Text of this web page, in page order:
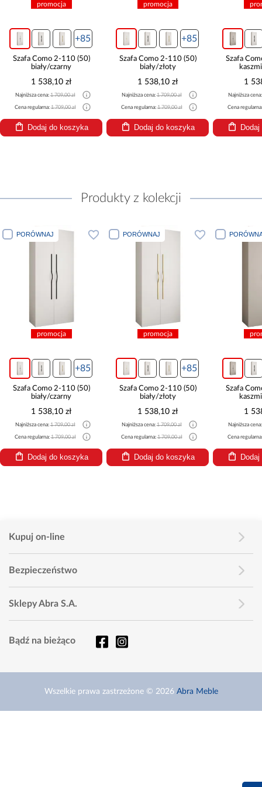
promocja
+85
Szafa Como 2-110 (50)
biały/czarny
1 538,10 zł
Najniższa cena:1 709,00 zł
Cena regularna:1 709,00 zł
Dodaj do koszyka
promocja
+85
Szafa Como 2-110 (50)
biały/złoty
1 538,10 zł
Najniższa cena:1 709,00 zł
Cena regularna:1 709,00 zł
Dodaj do koszyka
Szafa
1
Najniższa
Cena
Produkty z kolekcji
PORÓWNAJ
promocja
+85
Szafa Como 2-110 (50)
biały/czarny
1 538,10 zł
Najniższa cena:1 709,00 zł
Cena regularna:1 709,00 zł
Dodaj do koszyka
PORÓWNAJ
promocja
+85
Szafa Como 2-110 (50)
biały/złoty
1 538,10 zł
Najniższa cena:1 709,00 zł
Cena regularna:1 709,00 zł
Dodaj do koszyka
Szafa
1
Najniższa
Cena
Kupuj on-line
Bezpieczeństwo
Sklepy Abra S.A.
Bądź na bieżąco
Wszelkie prawa zastrzeżone © 2026 Abra Meble